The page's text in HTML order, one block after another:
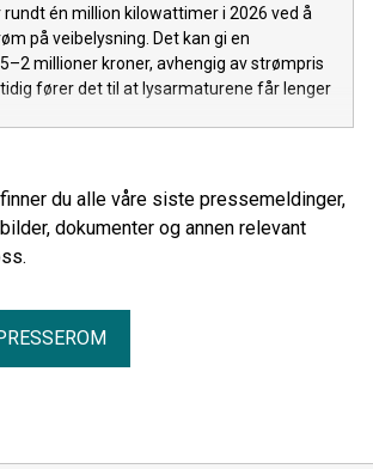
rundt én million kilowattimer i 2026 ved å
på veibelysning. Det kan gi en
millioner kroner, avhengig av strømpris
fører det til at lysarmaturene får lenger
du alle våre siste pressemeldinger,
dokumenter og annen relevant